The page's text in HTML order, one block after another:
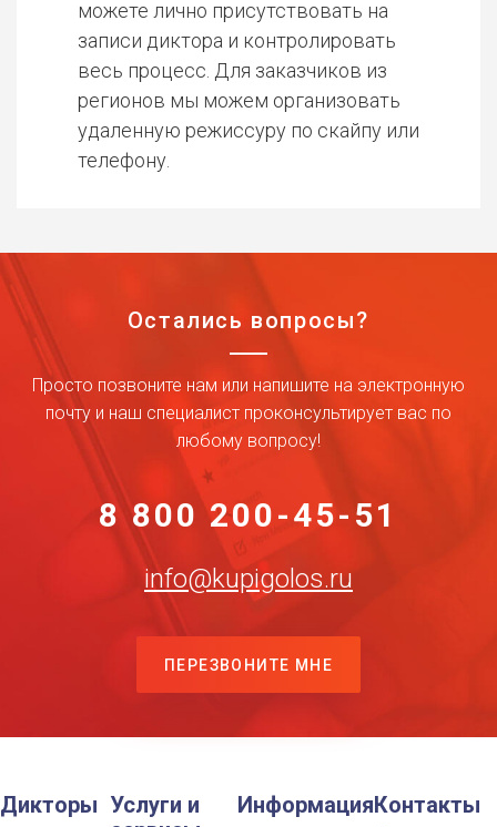
можете лично присутствовать на
записи диктора и контролировать
весь процесс. Для заказчиков из
регионов мы можем организовать
удаленную режиссуру по скайпу или
телефону.
Остались вопросы?
Просто позвоните нам или напишите на электронную
почту и наш специалист проконсультирует вас по
любому вопросу!
8 800 200-45-51
info@kupigolos.ru
ПЕРЕЗВОНИТЕ МНЕ
Дикторы Услуги и
ИнформацияКонтакты